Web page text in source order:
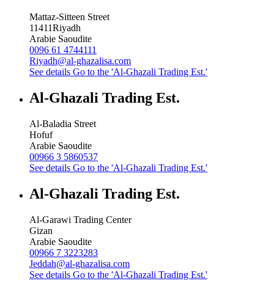
Mattaz-Sitteen Street
11411Riyadh
Arabie Saoudite
0096 61 4744111
Riyadh@al-ghazalisa.com
See details Go to the 'Al-Ghazali Trading Est.'
Al-Ghazali Trading Est.
Al-Baladia Street
Hofuf
Arabie Saoudite
00966 3 5860537
See details Go to the 'Al-Ghazali Trading Est.'
Al-Ghazali Trading Est.
Al-Garawi Trading Center
Gizan
Arabie Saoudite
00966 7 3223283
Jeddah@al-ghazalisa.com
See details Go to the 'Al-Ghazali Trading Est.'